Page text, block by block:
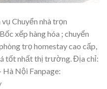
Chuyển nhà trọn
xếp hàng hóa ; chuyển
trọ homestay cao cấp,
tốt nhất thị trường. Địa chỉ:
Nội Fanpage: